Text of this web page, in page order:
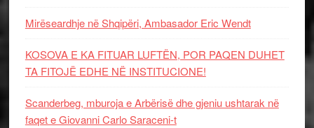
Mirëseardhje në Shqipëri, Ambasador Eric Wendt
KOSOVA E KA FITUAR LUFTËN, POR PAQEN DUHET
TA FITOJË EDHE NË INSTITUCIONE!
Scanderbeg, mburoja e Arbërisë dhe gjeniu ushtarak në
faqet e Giovanni Carlo Saraceni-t